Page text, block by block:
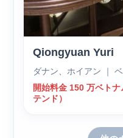
Qiongyuan Yuri
ダナン、ホイアン ｜
開始料金 150 万ベト
テンド）